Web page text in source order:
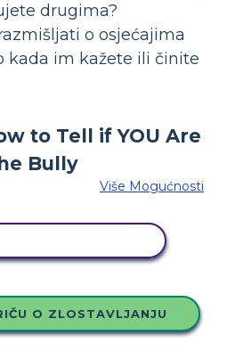
drugima?
o osjećajima
kada im kažete ili činite
Više Mogućnosti
O ZLOSTAVLJANJU